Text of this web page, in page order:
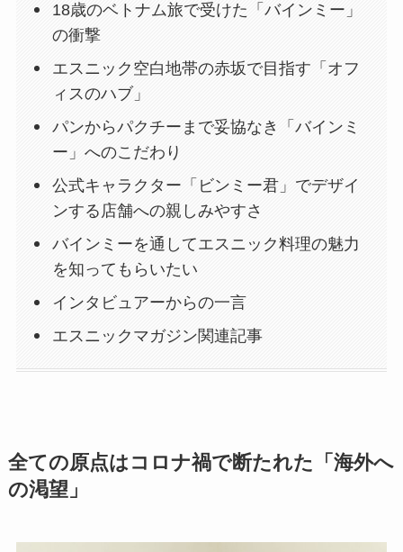
18歳のベトナム旅で受けた「バインミー」
の衝撃
エスニック空白地帯の赤坂で目指す「オフ
ィスのハブ」
パンからパクチーまで妥協なき「バインミ
ー」へのこだわり
公式キャラクター「ビンミー君」でデザイ
ンする店舗への親しみやすさ
バインミーを通してエスニック料理の魅力
を知ってもらいたい
インタビュアーからの一言
エスニックマガジン関連記事
全ての原点はコロナ禍で断たれた「海外へ
の渇望」